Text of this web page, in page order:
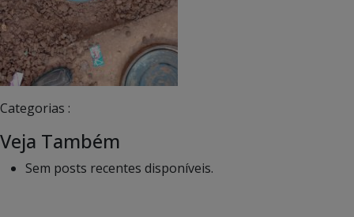
Categorias :
Veja Também
Sem posts recentes disponíveis.